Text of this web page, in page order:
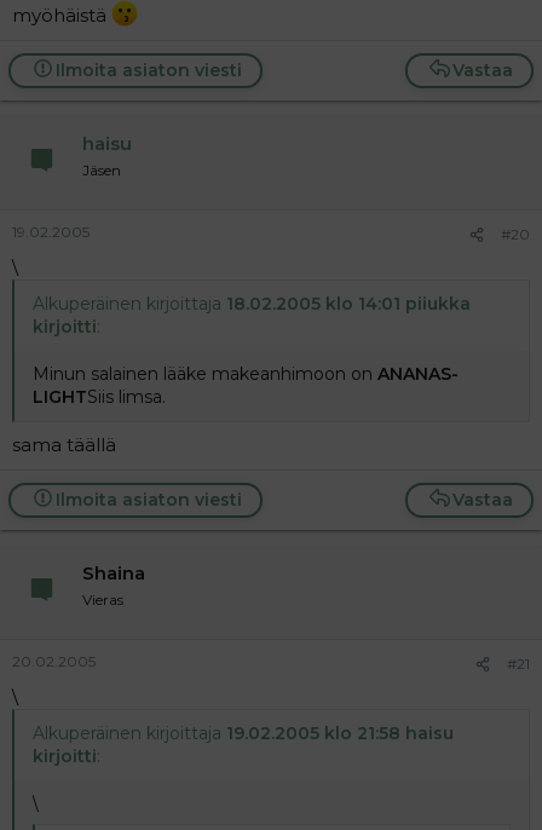
myöhäistä
Vastaa
Ilmoita asiaton viesti
haisu
Jäsen
19.02.2005 #20
\
Alkuperäinen kirjoittaja 18.02.2005 klo 14:01 piiukka
kirjoitti:
Minun salainen lääke makeanhimoon on ANANAS-
LIGHTSiis limsa.
sama täällä
Vastaa
Ilmoita asiaton viesti
Shaina
Vieras
20.02.2005 #21
\
Alkuperäinen kirjoittaja 19.02.2005 klo 21:58 haisu
kirjoitti:
\